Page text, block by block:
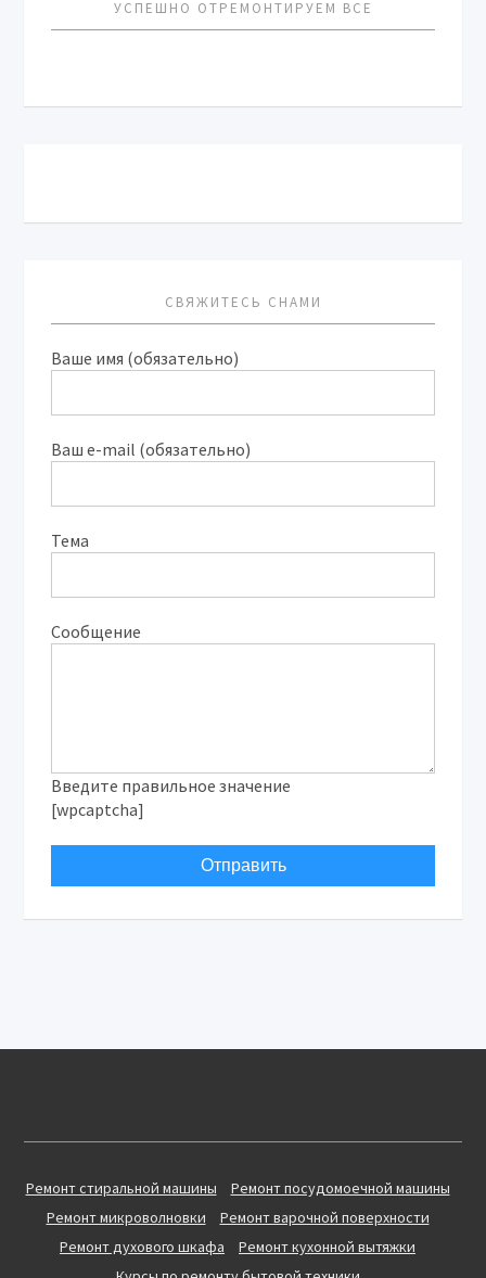
УСПЕШНО ОТРЕМОНТИРУЕМ ВСЕ
СВЯЖИТЕСЬ СНАМИ
Ваше имя (обязательно)
Ваш e-mail (обязательно)
Тема
Сообщение
Введите правильное значение
[wpcaptcha]
Ремонт стиральной машины
Ремонт посудомоечной машины
Ремонт микроволновки
Ремонт варочной поверхности
Ремонт духового шкафа
Ремонт кухонной вытяжки